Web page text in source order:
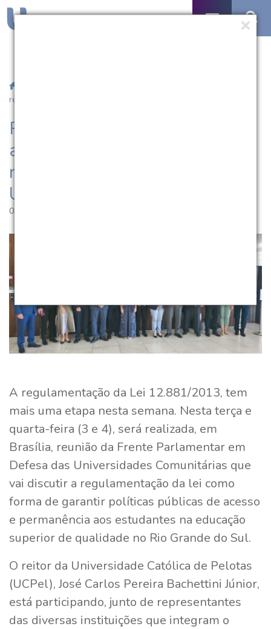
regulamentação das Universidades Comunitárias
Reitor da UCPel participa de
ato em Brasília pela
regulamentação das
Universidades Comunitárias
03.12.2024 | 10:24
A regulamentação da Lei 12.881/2013, tem
mais uma etapa nesta semana. Nesta terça e
quarta-feira (3 e 4), será realizada, em
Brasília, reunião da Frente Parlamentar em
Defesa das Universidades Comunitárias que
vai discutir a regulamentação da lei como
forma de garantir políticas públicas de acesso
e permanência aos estudantes na educação
superior de qualidade no Rio Grande do Sul.
O reitor da Universidade Católica de Pelotas
(UCPel), José Carlos Pereira Bachettini Júnior,
está participando, junto de representantes
das diversas instituições que integram o